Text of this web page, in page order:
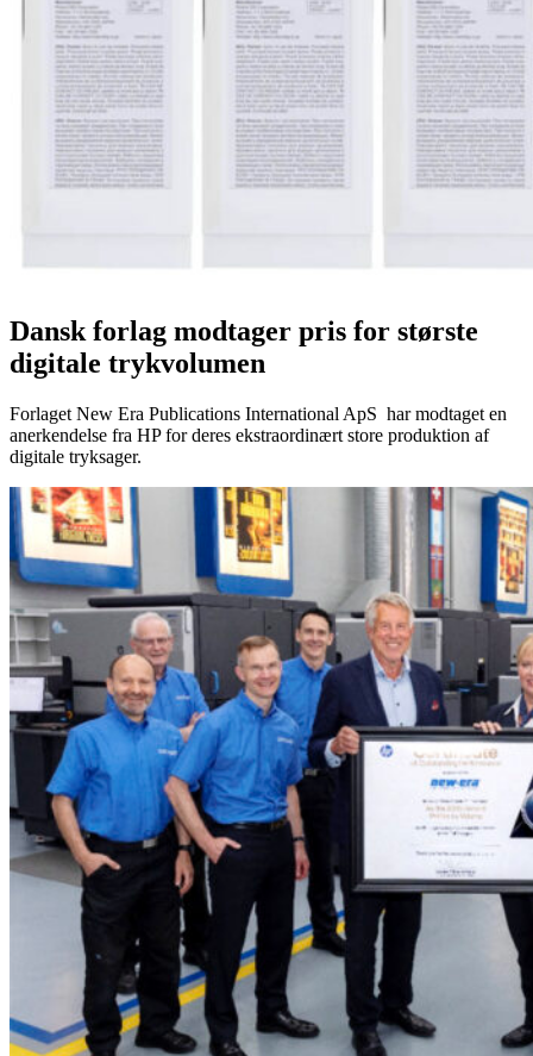
Dansk forlag modtager pris for største
digitale trykvolumen
Forlaget New Era Publications International ApS har modtaget en
anerkendelse fra HP for deres ekstraordinært store produktion af
digitale tryksager.